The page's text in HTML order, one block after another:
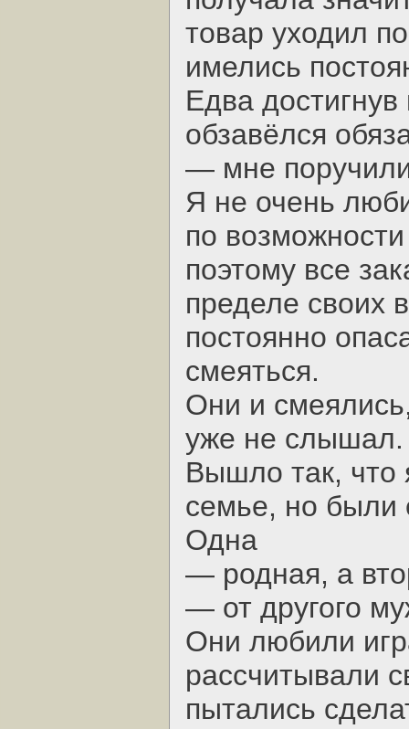
товар уходил
имелись
Едва достигнув
обзавёлся
— мне поручили
Я не очень
по
поэтому все
пределе своих
постоянно
смеяться.
Они и
уже не слышал.
Вышло так, что
семье, но были
Одна
— родная, а
— от другого
Они любили
рассчитывали
пытались